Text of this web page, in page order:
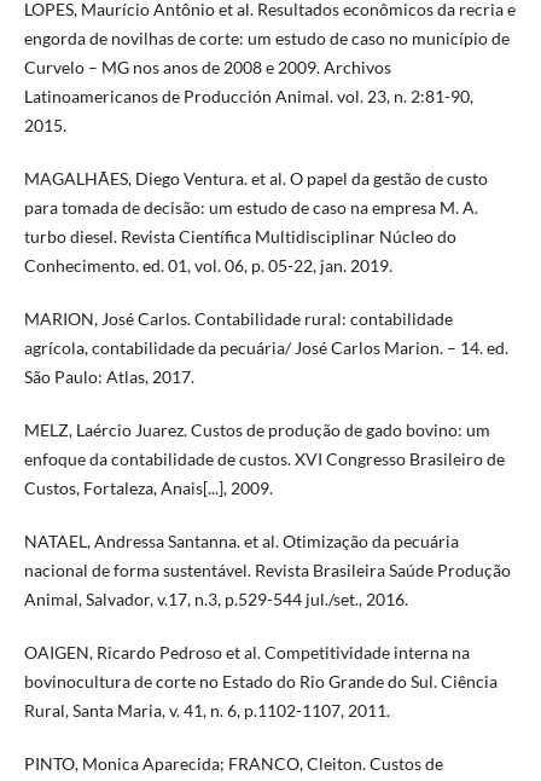
LOPES, Maurício Antônio et al. Resultados econômicos da recria e
engorda de novilhas de corte: um estudo de caso no município de
Curvelo – MG nos anos de 2008 e 2009. Archivos
Latinoamericanos de Producción Animal. vol. 23, n. 2:81-90,
2015.
MAGALHÃES, Diego Ventura. et al. O papel da gestão de custo
para tomada de decisão: um estudo de caso na empresa M. A.
turbo diesel. Revista Científica Multidisciplinar Núcleo do
Conhecimento. ed. 01, vol. 06, p. 05-22, jan. 2019.
MARION, José Carlos. Contabilidade rural: contabilidade
agrícola, contabilidade da pecuária/ José Carlos Marion. – 14. ed.
São Paulo: Atlas, 2017.
MELZ, Laércio Juarez. Custos de produção de gado bovino: um
enfoque da contabilidade de custos. XVI Congresso Brasileiro de
Custos, Fortaleza, Anais[...], 2009.
NATAEL, Andressa Santanna. et al. Otimização da pecuária
nacional de forma sustentável. Revista Brasileira Saúde Produção
Animal, Salvador, v.17, n.3, p.529-544 jul./set., 2016.
OAIGEN, Ricardo Pedroso et al. Competitividade interna na
bovinocultura de corte no Estado do Rio Grande do Sul. Ciência
Rural, Santa Maria, v. 41, n. 6, p.1102-1107, 2011.
PINTO, Monica Aparecida; FRANCO, Cleiton. Custos de